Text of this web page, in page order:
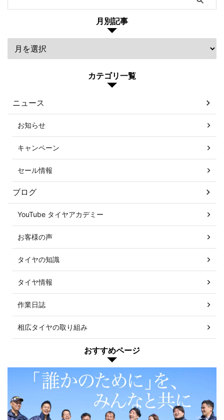
月別記事
カテゴリ一覧
ニュース
お知らせ
キャンペーン
セール情報
ブログ
YouTube タイヤアカデミー
お客様の声
タイヤの知識
タイヤ情報
作業日誌
相広タイヤの取り組み
おすすめページ